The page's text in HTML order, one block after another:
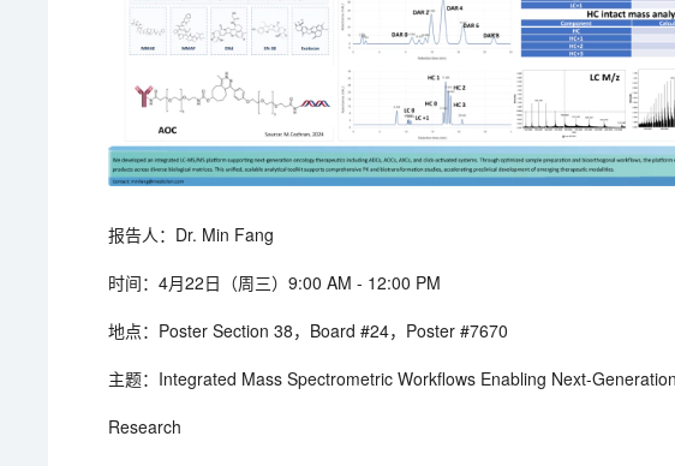
报告人：Dr. Min Fang
时间：4月22日（周三）9:00 AM - 12:00 PM
地点：Poster Section 38，Board #24，Poster #7670
主题：Integrated Mass Spectrometric Workflows Enabling Next-
Research